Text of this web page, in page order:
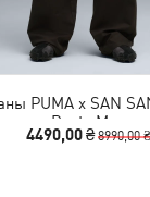
PUMA x SAN
Pants Men
4490,00 ₴8990,00 ₴